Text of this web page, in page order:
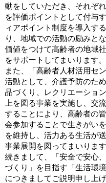
動をしていただき、それぞ
を評価ポイントとして付与
ィアポイント制度を導入す
り、地域での活動の励みと
価値をつけて高齢者の地域
をサポートしてまいります。
また、「高齢者人材活用セ
活動として、介護予防のた
品づくり、レクリエーショ
上を図る事業を実施し、交
することにより、高齢者の
会参加することで生きがい
を維持し、活力ある生活が
事業展開を図ってまいります
続きまして、「安全で安心
づくり」を目指す「生活環
につきましてご説明申し上げ